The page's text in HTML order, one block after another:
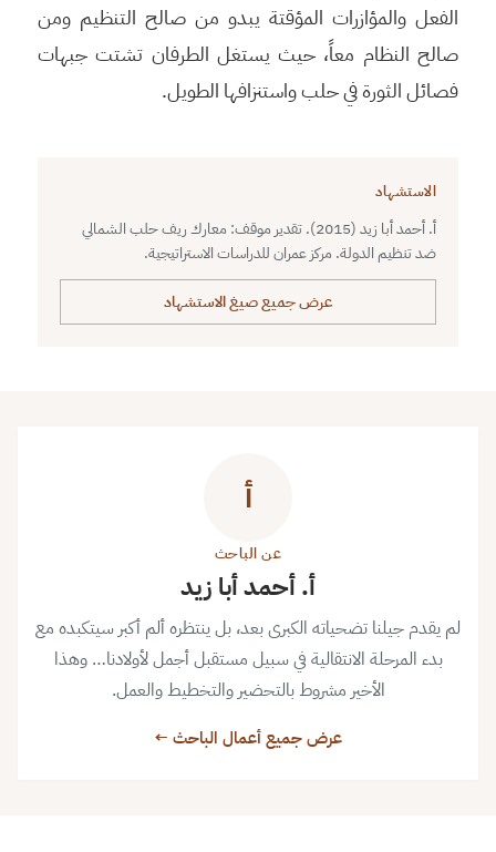
الفعل والمؤازرات المؤقتة يبدو من صالح التنظيم ومن
صالح النظام معاً، حيث يستغل الطرفان تشتت جبهات
فصائل الثورة في حلب واستنزافها الطويل.
الاستشهاد
أ. أحمد أبا زيد (2015). تقدير موقف: معارك ريف حلب الشمالي
ضد تنظيم الدولة. مركز عمران للدراسات الاستراتيجية.
عرض جميع صيغ الاستشهاد
أ
عن الباحث
أ. أحمد أبا زيد
لم يقدم جيلنا تضحياته الكبرى بعد، بل ينتظره ألم أكبر سيتكبده مع
بدء المرحلة الانتقالية في سبيل مستقبل أجمل لأولادنا… وهذا
اﻷخير مشروط بالتحضير والتخطيط والعمل.
عرض جميع أعمال الباحث ←